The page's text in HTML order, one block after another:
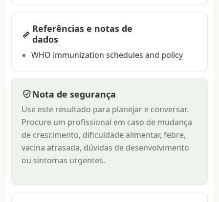
Referências e notas de
dados
WHO immunization schedules and policy
Nota de segurança
Use este resultado para planejar e conversar.
Procure um profissional em caso de mudança
de crescimento, dificuldade alimentar, febre,
vacina atrasada, dúvidas de desenvolvimento
ou sintomas urgentes.